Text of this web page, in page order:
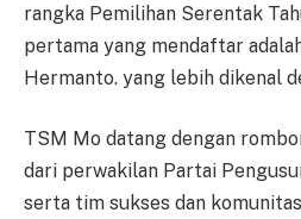
rangka Pemilihan Serentak
pertama yang mendaftar
Hermanto. yang lebih dikenal
TSM Mo datang dengan
dari perwakilan Partai
serta tim sukses dan